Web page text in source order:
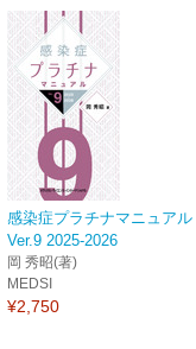
感染症プラチナマニュアル
Ver.9 2025-2026
岡 秀昭(著)
MEDSI
¥2,750